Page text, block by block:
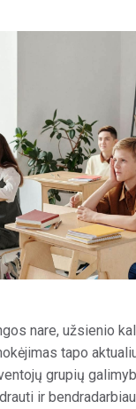
nare, užsienio
tapo
grupių
ir